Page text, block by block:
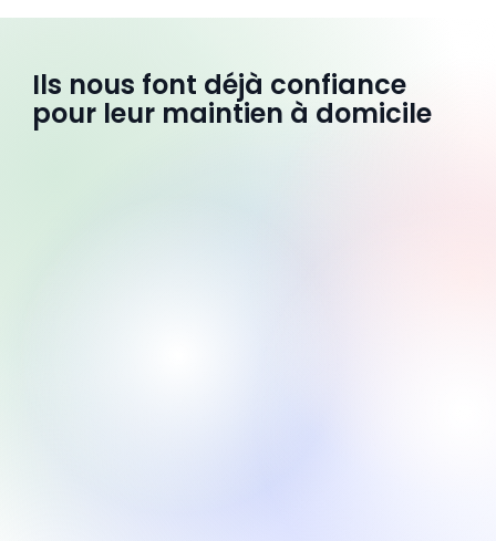
Ils nous font déjà confiance
pour leur maintien à domicile